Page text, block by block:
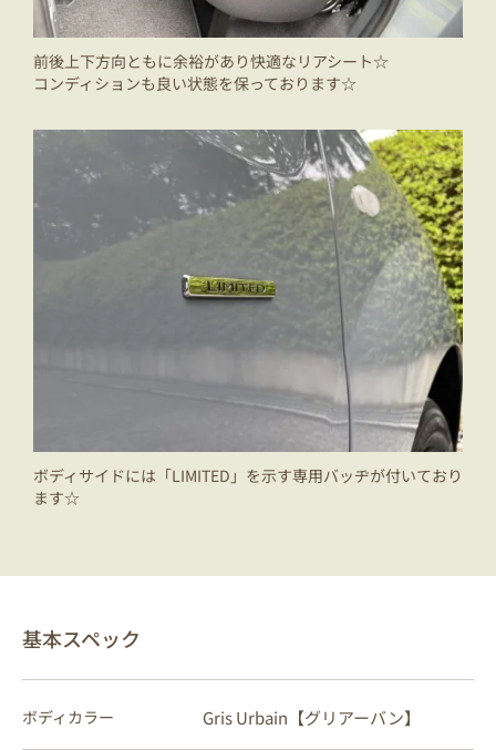
前後上下方向ともに余裕があり快適なリアシート☆
コンディションも良い状態を保っております☆
ボディサイドには「LIMITED」を示す専用バッヂが付いており
ます☆
基本スペック
ボディカラー Gris Urbain【グリアーバン】